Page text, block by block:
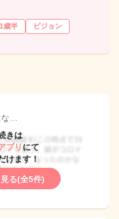
1歳半
ピジョン
…
きは
プリ にて
けます！
る(全5件)